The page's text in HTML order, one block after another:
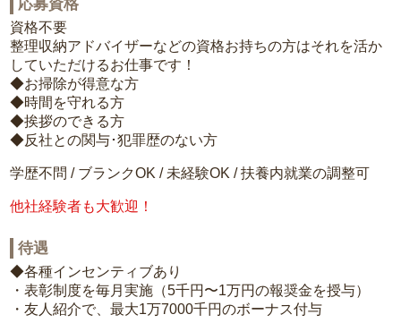
応募資格
資格不要
整理収納アドバイザーなどの資格お持ちの方はそれを活か
していただけるお仕事です！
◆お掃除が得意な方
◆時間を守れる方
◆挨拶のできる方
◆反社との関与･犯罪歴のない方
学歴不問 / ブランクOK / 未経験OK / 扶養内就業の調整可
他社経験者も大歓迎！
待遇
◆各種インセンティブあり
・表彰制度を毎月実施（5千円〜1万円の報奨金を授与）
・友人紹介で、最大1万7000千円のボーナス付与